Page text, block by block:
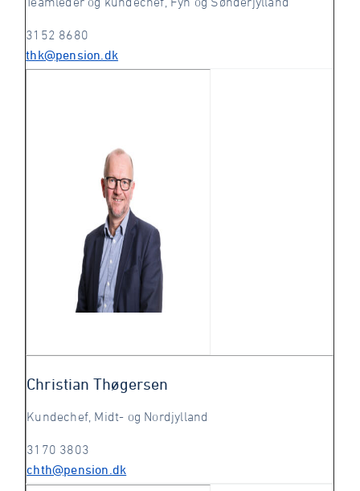
3152 8680
thk@pension.dk
Christian Thøgersen
Kundechef, Midt- og Nordjylland
3170 3803
chth@pension.dk